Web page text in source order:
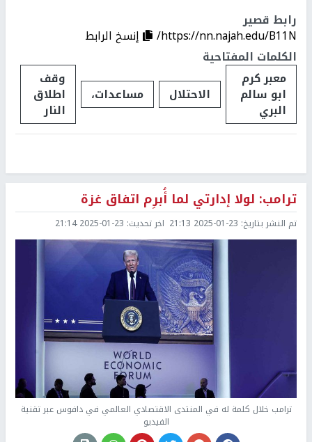
رابط قصير
https://nn.najah.edu/B11N/
إنسخ الرابط
الكلمات المفتاحية
معبر كرم
ابو سالم
البري
الاحتلال مساعدات،
وقف
اطلاق
النار
ترامب: لولا إدارتي لما أُبرِم اتفاق غزة
تم النشر بتاريخ: 2025-01-23 21:13 اخر تحديث: 2025-01-23 21:14
ترامب خلال كلمة له في المنتدى الاقتصادي العالمي في دافوس عبر تقنية
الفيديو